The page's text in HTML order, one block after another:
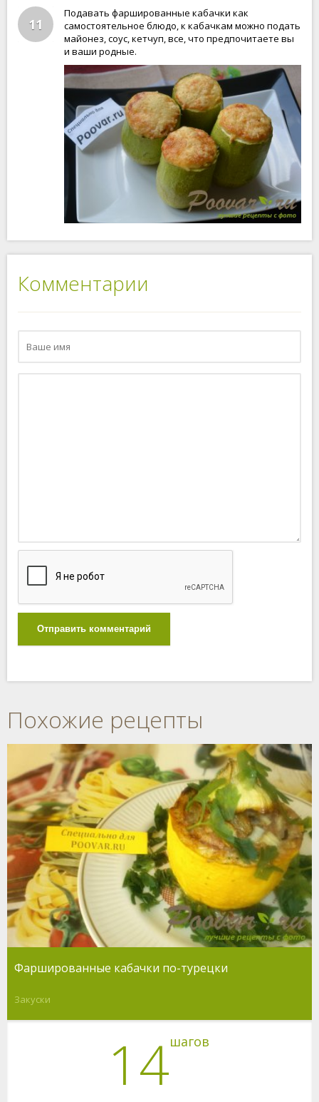
11
Подавать фаршированные кабачки как
самостоятельное блюдо, к кабачкам можно подать
майонез, соус, кетчуп, все, что предпочитаете вы
и ваши родные.
Комментарии
Отправить комментарий
Похожие рецепты
Фаршированные кабачки по-турецки
Закуски
14шагов